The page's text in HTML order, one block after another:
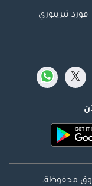
فورد تيريتوري